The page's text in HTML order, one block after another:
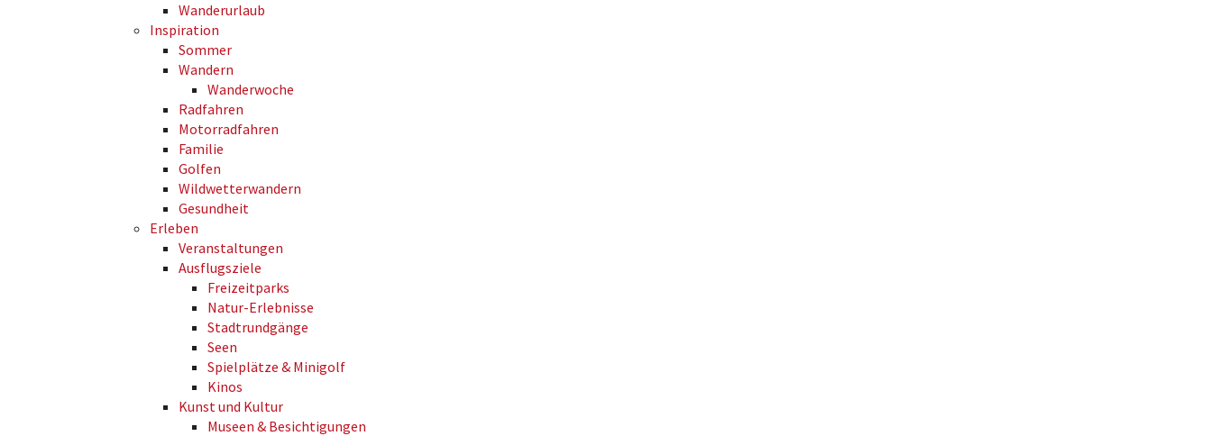
Wanderurlaub
Inspiration
Sommer
Wandern
Wanderwoche
Radfahren
Motorradfahren
Familie
Golfen
Wildwetterwandern
Gesundheit
Erleben
Veranstaltungen
Ausflugsziele
Freizeitparks
Natur-Erlebnisse
Stadtrundgänge
Seen
Spielplätze & Minigolf
Kinos
Kunst und Kultur
Museen & Besichtigungen